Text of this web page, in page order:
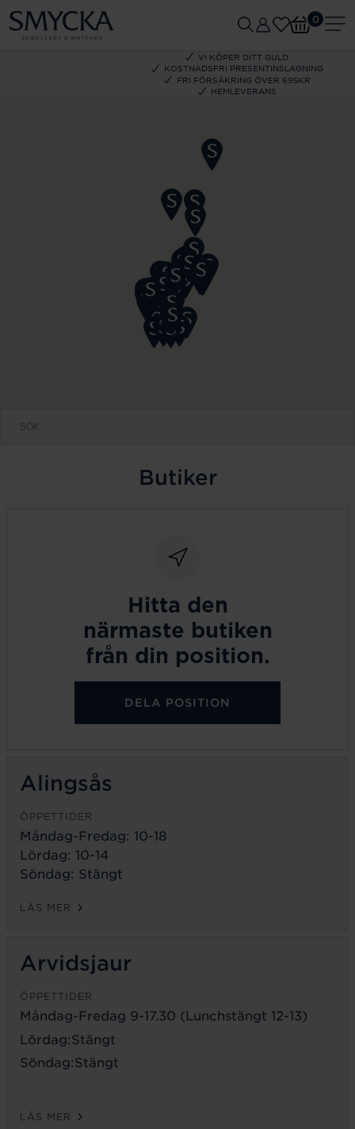
VI KÖPER DITT GULD
KOSTNADSFRI PRESENTINSLAGNING
FRI FÖRSÄKRING ÖVER 695KR
HEMLEVERANS
0
Butiker
Hitta den
närmaste butiken
från din position.
DELA POSITION
Alingsås
ÖPPETTIDER
Måndag-Fredag: 10-18
Lördag: 10-14
Söndag: Stängt
LÄS MER
Arvidsjaur
ÖPPETTIDER
Måndag-Fredag 9-17.30 (Lunchstängt 12-13)
Lördag:Stängt
Söndag:Stängt
LÄS MER